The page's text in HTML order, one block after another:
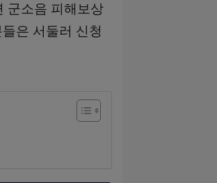
군소음 피해보상
은 서둘러 신청